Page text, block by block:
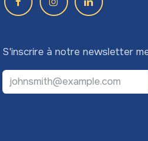
S'inscrire à notre newsletter